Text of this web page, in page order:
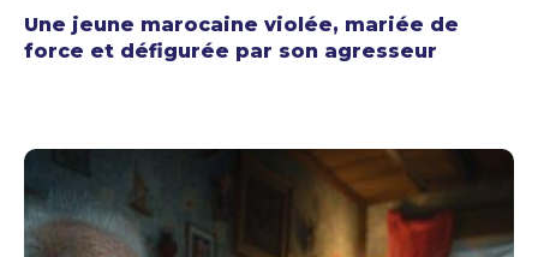
Une jeune marocaine violée, mariée de
force et défigurée par son agresseur